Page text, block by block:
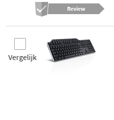
Review
Vergelijk